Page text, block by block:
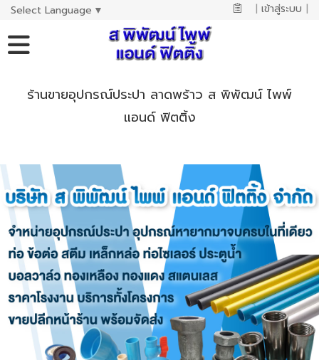
Select Language ▼ | เข้าสู่ระบบ |
ร้านขายอุปกรณ์ประปา ลาดพร้าว ส พิพัฒน์ ไพพ์
แอนด์ ฟิตติ้ง